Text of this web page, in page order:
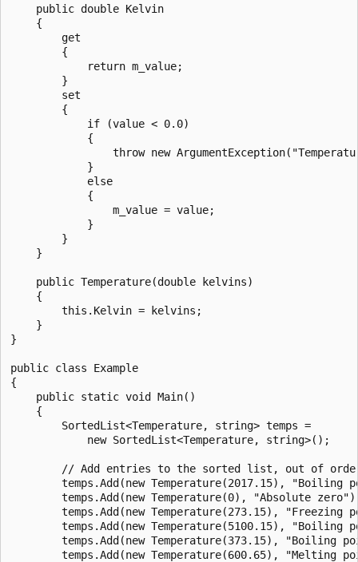
    public double Kelvin
    {
        get
        {
            return m_value;
        }
        set
        {
            if (value < 0.0)
            {
throw new
            }
            else
            {
                m_value = value;
            }
        }
    }
    public Temperature(double kelvins)
    {
        this.Kelvin = kelvins;
    }
}
public class Example
{
    public static void Main()
    {
        SortedList<Temperature, string> temps =
            new SortedList<Temperature, string>();
// Add entries to the sorted list, out of
temps.Add(new Temperature(2017.15), "Boiling
temps.Add(new Temperature(0), "Absolute
temps.Add(new Temperature(273.15), "Freezing
temps.Add(new Temperature(5100.15), "Boiling
temps.Add(new Temperature(373.15), "Boiling
temps.Add(new Temperature(600.65), "Melting